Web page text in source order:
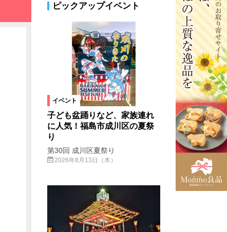
ピックアップイベント
イベント
子ども盆踊りなど、家族連れ
に人気！福島市成川区の夏祭
り
第30回 成川区夏祭り
2026年8月13日（木）